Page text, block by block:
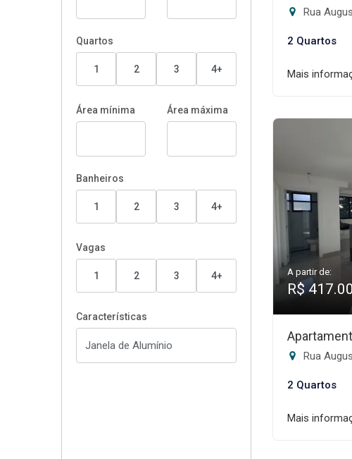
Quartos
1 2 3 4+
Área mínima Área máxima
Banheiros
1 2 3 4+
Vagas
1 2 3 4+
Características
Rua
2 Quartos
Mais
A partir de:
R$
Rua
2 Quartos
Mais